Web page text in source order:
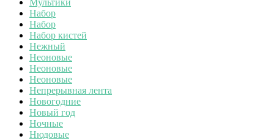
Набор
Набор
Набор кистей
Нежный
Неоновые
Неоновые
Неоновые
Непрерывная лента
Новогодние
Новый год
Ночные
Нюдовые